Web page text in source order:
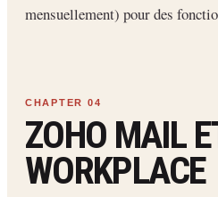
mensuellement) pour des
ZOHO MAIL
WORKPLACE